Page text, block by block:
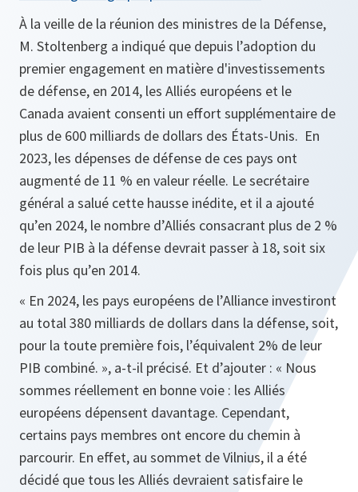
À la veille de la réunion des ministres de la Défense,
M. Stoltenberg a indiqué que depuis l’adoption du
premier engagement en matière d'investissements
de défense, en 2014, les Alliés européens et le
Canada avaient consenti un effort supplémentaire de
plus de 600 milliards de dollars des États-Unis. En
2023, les dépenses de défense de ces pays ont
augmenté de 11 % en valeur réelle. Le secrétaire
général a salué cette hausse inédite, et il a ajouté
qu’en 2024, le nombre d’Alliés consacrant plus de 2 %
de leur PIB à la défense devrait passer à 18, soit six
fois plus qu’en 2014.
« En 2024, les pays européens de l’Alliance investiront
au total 380 milliards de dollars dans la défense, soit,
pour la toute première fois, l’équivalent 2% de leur
PIB combiné. », a-t-il précisé. Et d’ajouter : « Nous
sommes réellement en bonne voie : les Alliés
européens dépensent davantage. Cependant,
certains pays membres ont encore du chemin à
parcourir. En effet, au sommet de Vilnius, il a été
décidé que tous les Alliés devraient satisfaire le